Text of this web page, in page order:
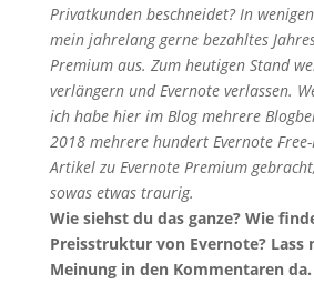
Privatkunden beschneidet? In
mein jahrelang gerne bezahltes
Premium aus. Zum heutigen Stand
verlängern und Evernote verlassen.
ich habe hier im Blog mehrere
2018 mehrere hundert Evernote
Artikel zu Evernote Premium
sowas etwas traurig.
Wie siehst du das ganze? Wie
Preisstruktur von Evernote? Lass
Meinung in den Kommentaren da.